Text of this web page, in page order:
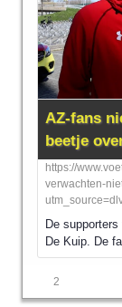
AZ-fans
beetje
https://
verwachten-
De
De Kuip. De
2